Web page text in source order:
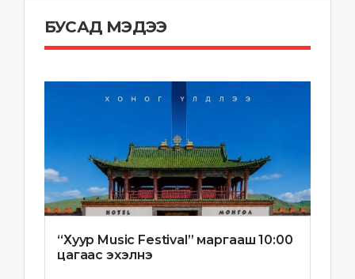
БУСАД МЭДЭЭ
“Хуур Music Festival” маргааш 10:00
цагаас эхэлнэ